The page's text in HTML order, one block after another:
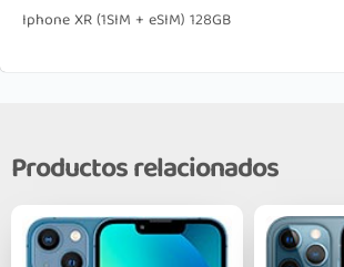
Iphone XR (1SIM + eSIM) 128GB
Productos relacionados